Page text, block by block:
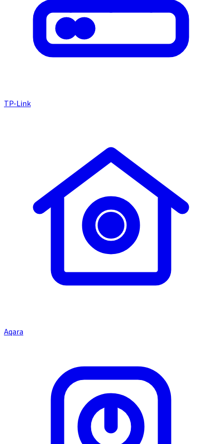
TP-Link
Aqara